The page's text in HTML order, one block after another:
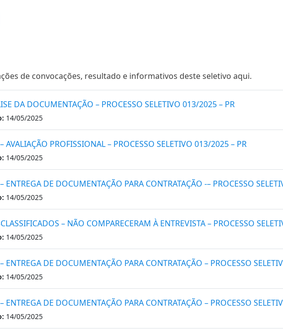
de convocações, resultado e informativos deste seletivo aqui.
DA DOCUMENTAÇÃO – PROCESSO SELETIVO 013/2025 – PR
14/05/2025
AVALIAÇÃO PROFISSIONAL – PROCESSO SELETIVO 013/2025 – PR
14/05/2025
ENTREGA DE DOCUMENTAÇÃO PARA CONTRATAÇÃO -– PROCESSO
14/05/2025
– NÃO COMPARECERAM À ENTREVISTA – PROCESSO
14/05/2025
ENTREGA DE DOCUMENTAÇÃO PARA CONTRATAÇÃO – PROCESSO
14/05/2025
ENTREGA DE DOCUMENTAÇÃO PARA CONTRATAÇÃO – PROCESSO
14/05/2025